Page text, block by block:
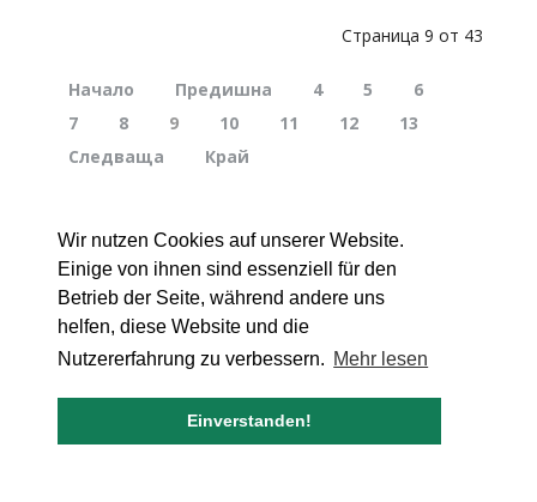
Wir nutzen Cookies auf unserer Website.
Einige von ihnen sind essenziell für den
Betrieb der Seite, während andere uns
helfen, diese Website und die
Nutzererfahrung zu verbessern. Mehr lesen
Einverstanden!
Страница 9 от 43
Начало Предишна 4 5
6
7
8 9 10 11 12
13
Следваща
Край